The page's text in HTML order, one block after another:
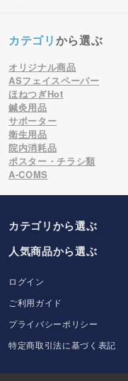
カテゴリから選ぶ
オリジナル商品
ASフェイスペーパー
ほねつぎHot
鍼灸用品
サポーター
衛生用品
院内消耗品
ポスター・チラシ類
A-COMS
カテゴリから選ぶ
人気商品から選ぶ
ログイン
ご利用ガイド
プライバシーポリシー
特定商取引法に基づく表記